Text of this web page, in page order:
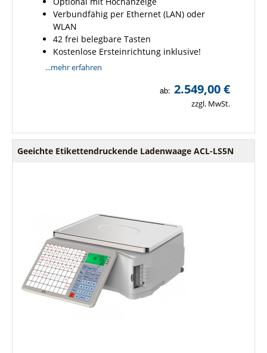
Verbundfähig per Ethernet (LAN) oder
WLAN
42 frei belegbare Tasten
Kostenlose Ersteinrichtung inklusive!
...mehr erfahren
ab: 2.549,00 €
zzgl. MwSt.
Geeichte Etikettendruckende Ladenwaage ACL-LS5N